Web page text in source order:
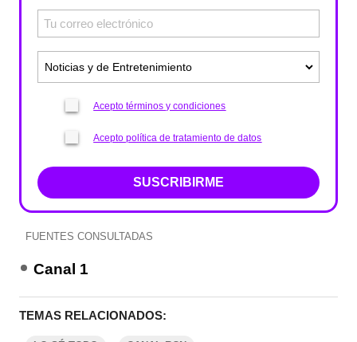
Acepto términos y condiciones
Acepto política de tratamiento de datos
SUSCRIBIRME
FUENTES CONSULTADAS
Canal 1
TEMAS RELACIONADOS: